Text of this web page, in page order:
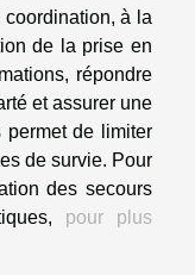
à la
de la prise en
répondre
et assurer une
permet de limiter
de survie. Pour
des secours
pour plus